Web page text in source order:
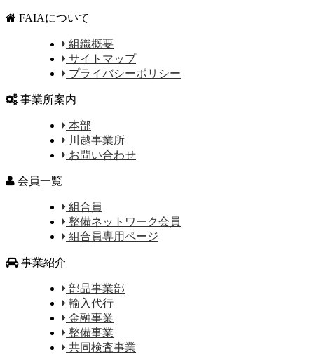
FAIAについて
組織概要
サイトマップ
プライバシーポリシー
事業所案内
本部
川越事業所
お問い合わせ
会員一覧
組合員
整備ネットワーク会員
組合員専用ページ
事業紹介
部品事業部
輸入代行
金融事業
整備事業
共同検査事業